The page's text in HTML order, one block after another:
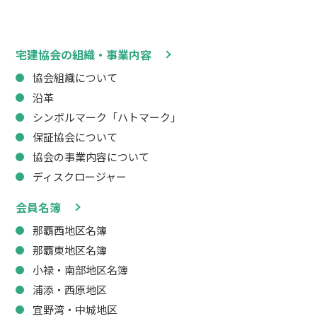
宅建協会の組織・事業内容
協会組織について
沿革
シンボルマーク「ハトマーク」
保証協会について
協会の事業内容について
ディスクロージャー
会員名簿
那覇西地区名簿
那覇東地区名簿
小禄・南部地区名簿
浦添・西原地区
宜野湾・中城地区